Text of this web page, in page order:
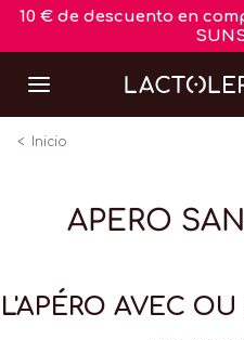
10 € de descuento en
Inicio
APERO
L'APÉRO AVEC